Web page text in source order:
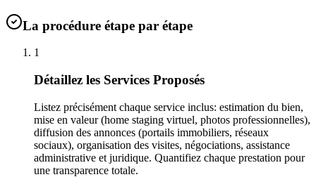
La procédure étape par étape
1
Détaillez les Services Proposés
Listez précisément chaque service inclus: estimation du bien,
mise en valeur (home staging virtuel, photos professionnelles),
diffusion des annonces (portails immobiliers, réseaux
sociaux), organisation des visites, négociations, assistance
administrative et juridique. Quantifiez chaque prestation pour
une transparence totale.